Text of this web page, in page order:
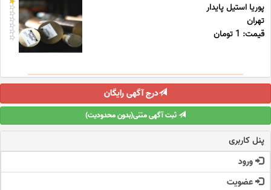
پوریا استیل پایدار
تهران
قیمت: 1 تومان
درج آگهی رایگان
ثبت آگهی متنی(بدون محدودیت)
پنل کاربری
ورود
عضویت